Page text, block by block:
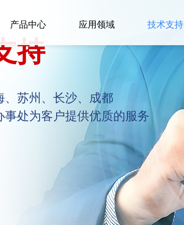
产品中心 应用领域 技术支持
持
、苏州、长沙、成都
事处为客户提供优质的服务